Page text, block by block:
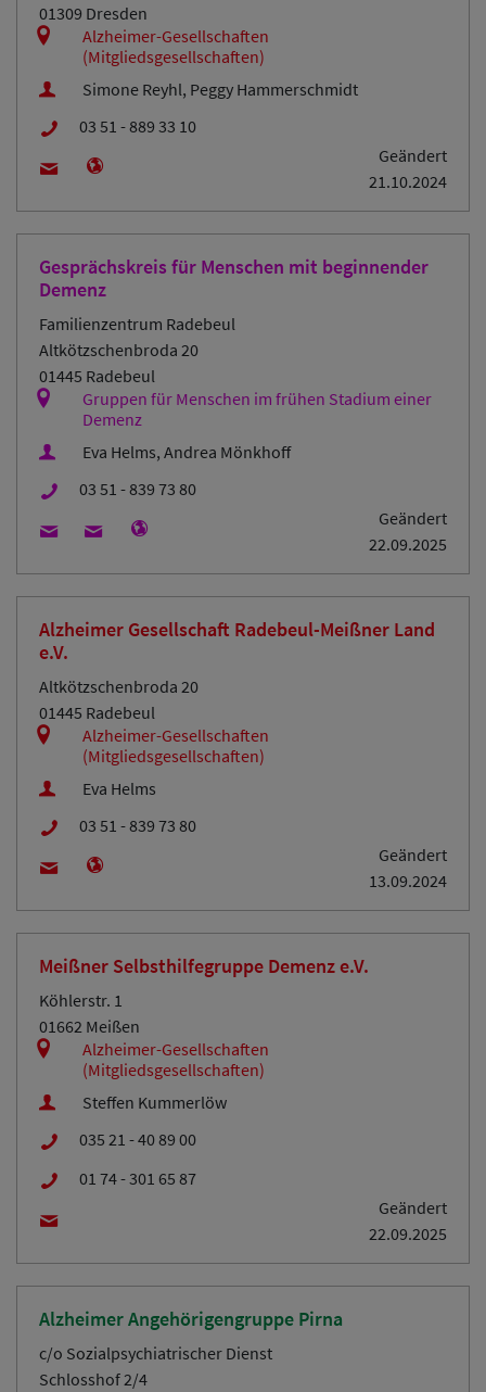
01309 Dresden
Alzheimer-Gesellschaften
(Mitgliedsgesellschaften)
Simone Reyhl, Peggy Hammerschmidt
03 51 - 889 33 10
Geändert
21.10.2024
Gesprächskreis für Menschen mit beginnender
Demenz
Familienzentrum Radebeul
Altkötzschenbroda 20
01445 Radebeul
Gruppen für Menschen im frühen Stadium einer
Demenz
Eva Helms, Andrea Mönkhoff
03 51 - 839 73 80
Geändert
22.09.2025
Alzheimer Gesellschaft Radebeul-Meißner Land
e.V.
Altkötzschenbroda 20
01445 Radebeul
Alzheimer-Gesellschaften
(Mitgliedsgesellschaften)
Eva Helms
03 51 - 839 73 80
Geändert
13.09.2024
Meißner Selbsthilfegruppe Demenz e.V.
Köhlerstr. 1
01662 Meißen
Alzheimer-Gesellschaften
(Mitgliedsgesellschaften)
Steffen Kummerlöw
035 21 - 40 89 00
01 74 - 301 65 87
Geändert
22.09.2025
Alzheimer Angehörigengruppe Pirna
c/o Sozialpsychiatrischer Dienst
Schlosshof 2/4